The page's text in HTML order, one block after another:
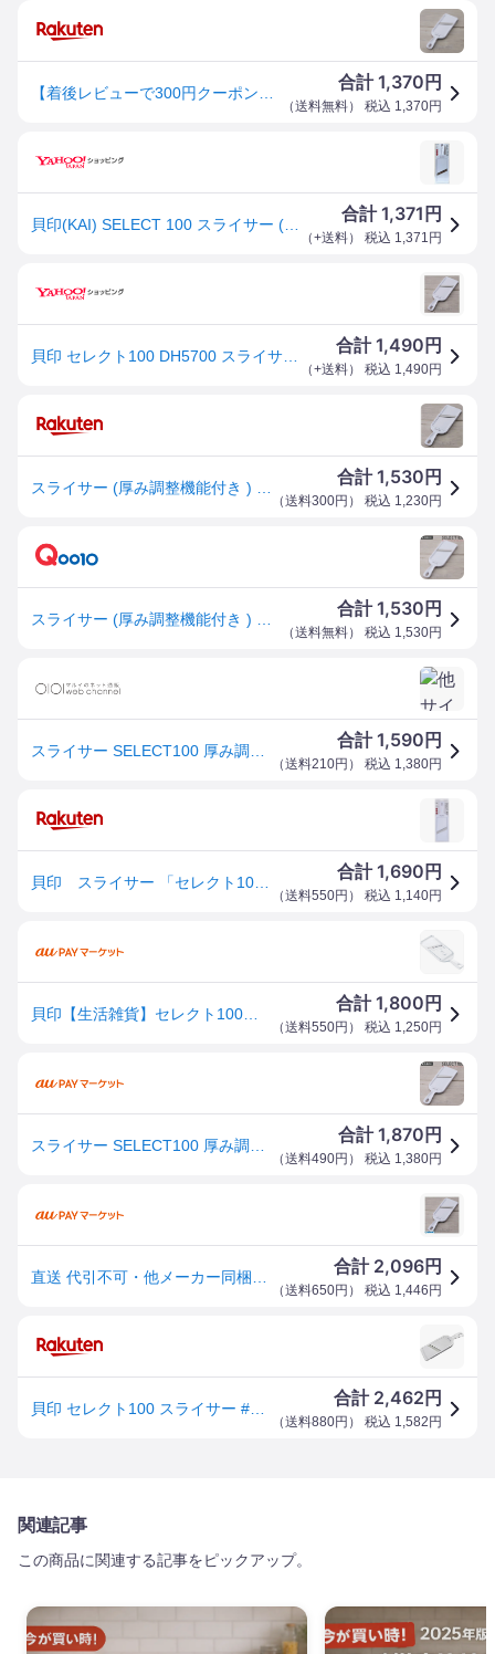
合計1,370 円
（送料無料） 税込 1,370円
合計1,371 円
（+送料） 税込 1,371 円
合計1,490 円
（+送料） 税込 1,490円
合計1,530 円
（送料300円 ） 税込 1,230円
合計1,530 円
（送料無料） 税込 1,530円
合計1,590 円
（送料210円 ） 税込 1,380円
合計1,690 円
（送料550円 ） 税込 1,140円
合計1,800 円
（送料550円 ） 税込 1,250円
合計1,870 円
（送料490円 ） 税込 1,380円
合計 2,096円
（送料650円 ） 税込 1,446 円
合計 2,462 円
（送料880円 ） 税込 1,582 円
関連記事
この商品に関連する記事をピックアップ。